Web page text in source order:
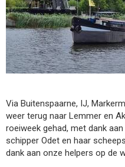
Via Buitenspaarne, IJ,
weer terug naar Lemmer en
roeiweek gehad, met dank
schipper Odet en haar
dank aan onze helpers op de